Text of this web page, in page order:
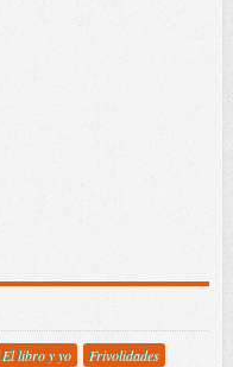
El libro y yo
Frivolidades